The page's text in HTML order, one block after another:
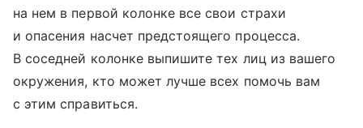
на нем в первой колонке все свои страхи
и опасения насчет предстоящего процесса.
В соседней колонке выпишите тех лиц из вашего
окружения, кто может лучше всех помочь вам
с этим справиться.